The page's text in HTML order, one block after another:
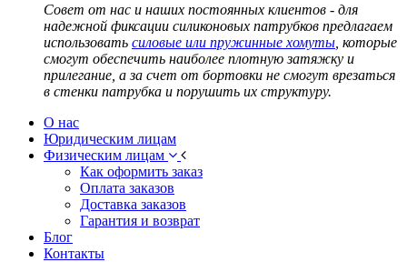
Совет от нас и наших постоянных клиентов - для
надежной фиксации силиконовых патрубков предлагаем
использовать силовые или пружинные хомуты , которые
смогут обеспечить наиболее плотную затяжку и
прилегание, а за счет от бортовки не смогут врезаться
в стенки патрубка и порушить их структуру.
О нас
Юридическим лицам
Физическим лицам
Как оформить заказ
Оплата заказов
Доставка заказов
Гарантия и возврат
Блог
Контакты